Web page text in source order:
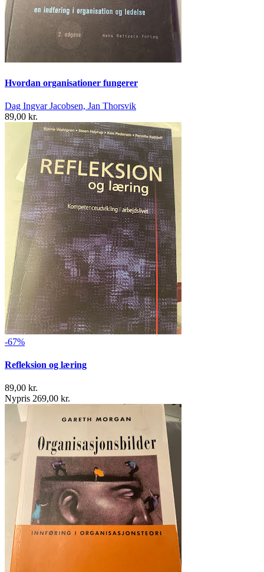
Hvordan organisationer fungerer
Dag Ingvar Jacobsen, Jan Thorsvik
89,00 kr.
-67%
Refleksion og læring
89,00 kr.
Nypris 269,00 kr.